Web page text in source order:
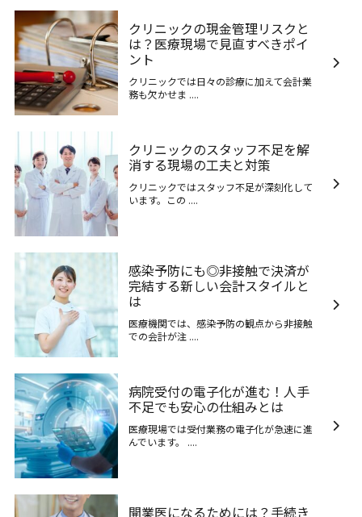
クリニックの現金管理リスクと
は？医療現場で見直すべきポイ
ント
クリニックでは日々の診療に加えて会計業
務も欠かせま ....
クリニックのスタッフ不足を解
消する現場の工夫と対策
クリニックではスタッフ不足が深刻化して
います。この ....
感染予防にも◎非接触で決済が
完結する新しい会計スタイルと
は
医療機関では、感染予防の観点から非接触
での会計が注 ....
病院受付の電子化が進む！人手
不足でも安心の仕組みとは
医療現場では受付業務の電子化が急速に進
んでいます。 ....
開業医になるためには？手続き